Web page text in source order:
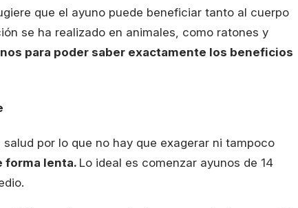
que el ayuno puede beneficiar tanto al cuerpo
se ha realizado en animales, como ratones y
para poder saber exactamente los beneficios
por lo que no hay que exagerar ni tampoco
forma lenta. Lo ideal es comenzar ayunos de 14